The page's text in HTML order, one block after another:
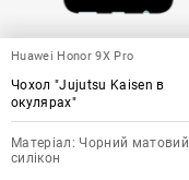
Huawei Honor 9X Pro
Чохол "Jujutsu Kaisen в
окулярах"
Матеріал: Чорний матовий
силікон